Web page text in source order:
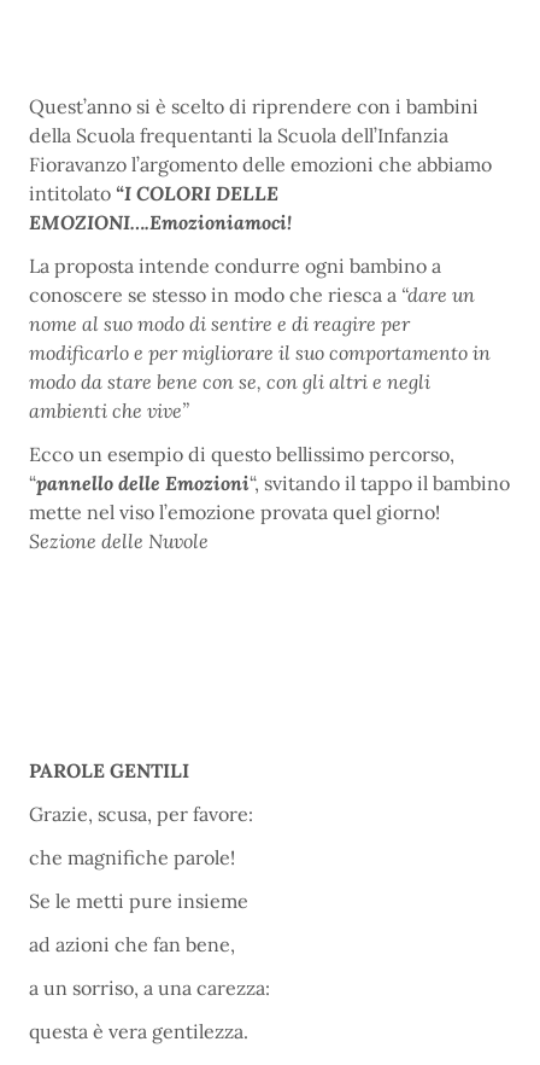
Quest’anno si è scelto di riprendere con i bambini
della Scuola frequentanti la Scuola dell’Infanzia
Fioravanzo l’argomento delle emozioni che abbiamo
intitolato “I COLORI DELLE
EMOZIONI….Emozioniamoci!
La proposta intende condurre ogni bambino a
conoscere se stesso in modo che riesca a “dare un
nome al suo modo di sentire e di reagire per
modificarlo e per migliorare il suo comportamento in
modo da stare bene con se, con gli altri e negli
ambienti che vive”
Ecco un esempio di questo bellissimo percorso,
“pannello delle Emozioni“, svitando il tappo il bambino
mette nel viso l’emozione provata quel giorno!
Sezione delle Nuvole
PAROLE GENTILI
Grazie, scusa, per favore:
che magnifiche parole!
Se le metti pure insieme
ad azioni che fan bene,
a un sorriso, a una carezza:
questa è vera gentilezza.